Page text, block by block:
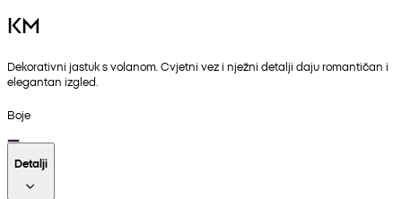
KM
Dekorativni jastuk s volanom. Cvjetni vez i nježni detalji daju romantičan i
elegantan izgled.
Boje
Detalji